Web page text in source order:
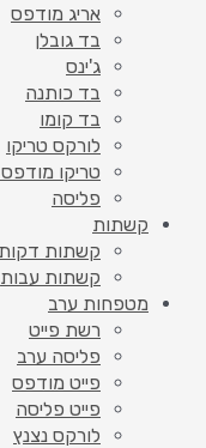
אריג מודפס
בד גובלן
ג'ינס
בד כותנה
בד קומו
לורקס טריקו
טריקו מודפס
פליסה
קשתות
קשתות דקות
קשתות עבות
מטפחות ערב
רשת פייט
פליסה ערב
פייט מודפס
פייט פליסה
לורקס נצנץ